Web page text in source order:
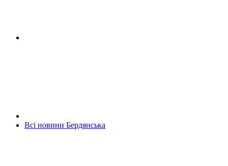
Всі новини Бердянська